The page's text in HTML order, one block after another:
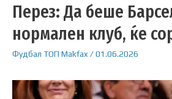
Перез: Да беше
нормален клуб, ќе
Фудбал ТОП Makfax/01.06.2026